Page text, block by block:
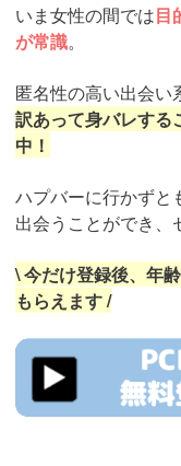
いま女性の間では目
が常識。
匿名性の高い出会い
訳あって身バレする
中！
ハプバーに行かずと
出会うことができ、
\ 今だけ登録後、年
もらえます /
https://pcmax.jp/lp/?
ad_id=rm327007